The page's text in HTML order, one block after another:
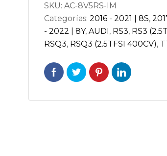
|
RSQ3
(F3)
|
AC-
8V5RS-
cantidad
SKU: AC-8V5RS-IM
Categorías: 2016 - 2021 | 8S,
- 2022 | 8Y, AUDI, RS3, RS3
RSQ3, RSQ3 (2.5TFSI 400CV),